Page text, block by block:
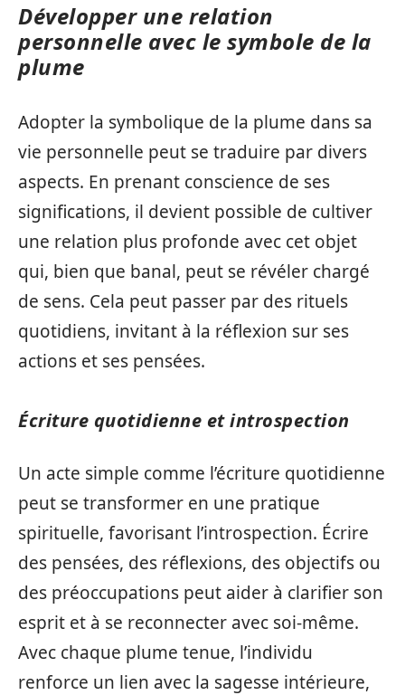
Développer une relation
personnelle avec le symbole de la
plume
Adopter la symbolique de la plume dans sa
vie personnelle peut se traduire par divers
aspects. En prenant conscience de ses
significations, il devient possible de cultiver
une relation plus profonde avec cet objet
qui, bien que banal, peut se révéler chargé
de sens. Cela peut passer par des rituels
quotidiens, invitant à la réflexion sur ses
actions et ses pensées.
Écriture quotidienne et introspection
Un acte simple comme l’écriture quotidienne
peut se transformer en une pratique
spirituelle, favorisant l’introspection. Écrire
des pensées, des réflexions, des objectifs ou
des préoccupations peut aider à clarifier son
esprit et à se reconnecter avec soi-même.
Avec chaque plume tenue, l’individu
renforce un lien avec la sagesse intérieure,